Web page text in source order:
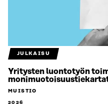
JULKAISU
Yritysten luontotyön
MUISTIO
2026